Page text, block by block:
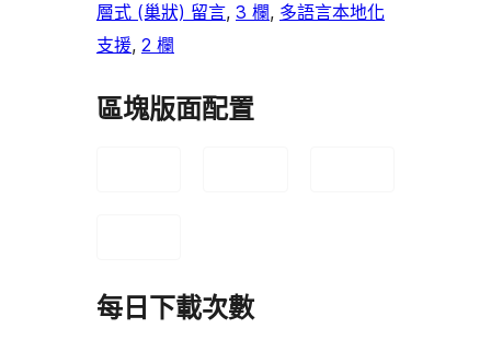
層式 (巢狀) 留言, 3 欄, 多語言本地化
支援, 2 欄
區塊版面配置
每日下載次數